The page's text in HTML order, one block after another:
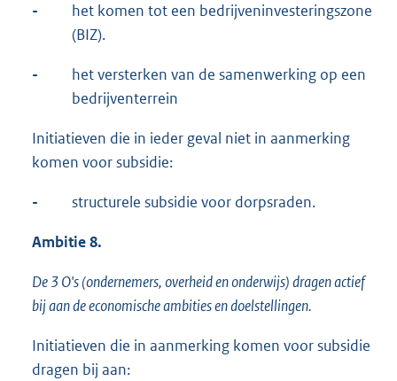
-
het komen tot een bedrijveninvesteringszone
(BIZ).
-
het versterken van de samenwerking op een
bedrijventerrein
Initiatieven die in ieder geval niet in aanmerking
komen voor subsidie:
- structurele subsidie voor dorpsraden.
Ambitie 8.
De 3 O's (ondernemers, overheid en onderwijs) dragen actief
bij aan de economische ambities en doelstellingen.
Initiatieven die in aanmerking komen voor subsidie
dragen bij aan: